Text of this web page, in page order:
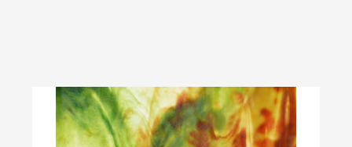
Produktgalerie überspringen